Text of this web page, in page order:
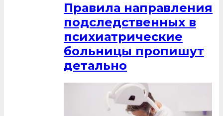
Правила направления
подследственных в
психиатрические
больницы пропишут
детально